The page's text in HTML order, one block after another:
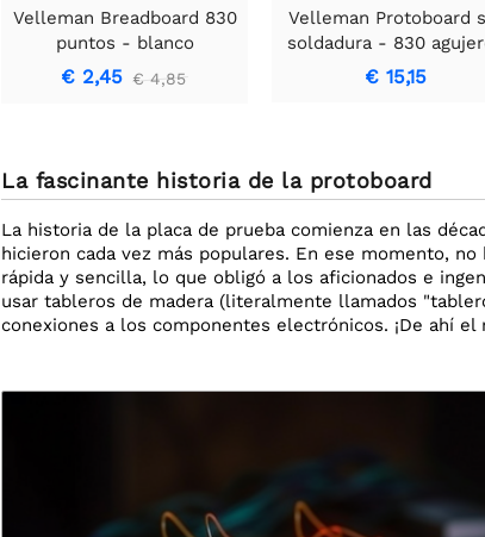
Velleman Breadboard 830
puntos - blanco
€ 2,45 € 4,85
Velleman Protoboard
soldadura - 830
+ cables de puente -
piezas
€ 15,15
La fascinante historia de la protoboard
La historia de la placa de prueba comienza en las
hicieron cada vez más populares. En ese momento,
rápida y sencilla, lo que obligó a los aficionados e
usar tableros de madera (literalmente llamados
conexiones a los componentes electrónicos. ¡De ahí el